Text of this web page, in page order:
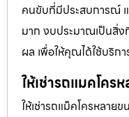
คนขับที่มีประสบการณ์
มาก งบประมาณเป็นสิ่ง
ผล เพื่อให้คุณได้ใช้บริก
ให้เช่ารถแมคโคร
ให้เช่ารถแม็คโครหลาย